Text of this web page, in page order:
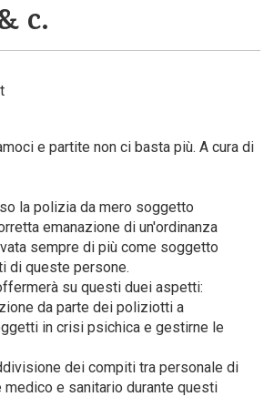
c.
e partite non ci basta più. A cura di
la polizia da mero soggetto
emanazione di un'ordinanza
sempre di più come soggetto
di queste persone.
su questi duei aspetti:
da parte dei poliziotti a
in crisi psichica e gestirne le
dei compiti tra personale di
e sanitario durante questi